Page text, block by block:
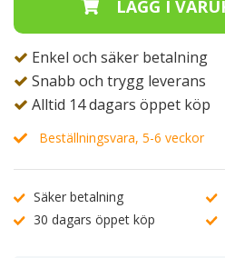
Enkel och säker betalning
Snabb och trygg leverans
Alltid 14 dagars öppet köp
Beställningsvara, 5-6 veckor
Säker betalning
30 dagars öppet köp